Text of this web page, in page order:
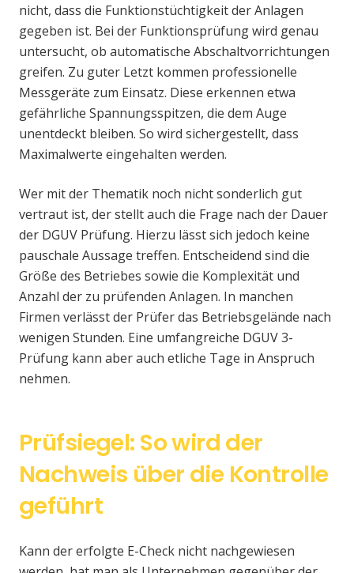
nicht, dass die Funktionstüchtigkeit der Anlagen
gegeben ist. Bei der Funktionsprüfung wird genau
untersucht, ob automatische Abschaltvorrichtungen
greifen. Zu guter Letzt kommen professionelle
Messgeräte zum Einsatz. Diese erkennen etwa
gefährliche Spannungsspitzen, die dem Auge
unentdeckt bleiben. So wird sichergestellt, dass
Maximalwerte eingehalten werden.
Wer mit der Thematik noch nicht sonderlich gut
vertraut ist, der stellt auch die Frage nach der Dauer
der DGUV Prüfung. Hierzu lässt sich jedoch keine
pauschale Aussage treffen. Entscheidend sind die
Größe des Betriebes sowie die Komplexität und
Anzahl der zu prüfenden Anlagen. In manchen
Firmen verlässt der Prüfer das Betriebsgelände nach
wenigen Stunden. Eine umfangreiche DGUV 3-
Prüfung kann aber auch etliche Tage in Anspruch
nehmen.
Prüfsiegel: So wird der
Nachweis über die Kontrolle
geführt
Kann der erfolgte E-Check nicht nachgewiesen